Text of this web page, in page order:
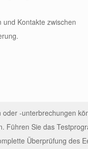
und Kontakte zwischen
-unterbrechungen
Führen Sie das
Überprüfung des